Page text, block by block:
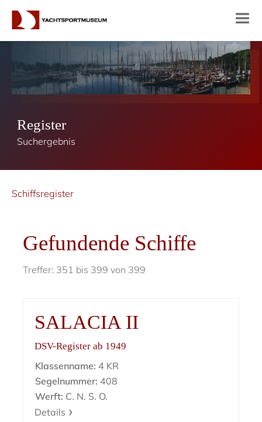
Register
Suchergebnis
Schiffsregister
Gefundende Schiffe
Treffer: 351 bis 399 von 399
SALACIA II
DSV-Register ab 1949
Klassenname: 4 KR
Segelnummer: 408
Werft: C. N. S. O.
Details